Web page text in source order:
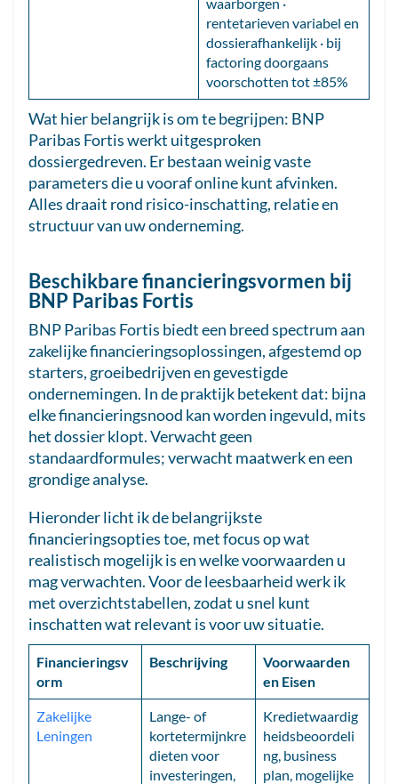
rentetarieven variabel en
dossierafhankelijk · bij
factoring doorgaans
voorschotten tot ±85%
Wat hier belangrijk is om te begrijpen: BNP
Paribas Fortis werkt uitgesproken
dossiergedreven. Er bestaan weinig vaste
parameters die u vooraf online kunt afvinken.
Alles draait rond risico-inschatting, relatie en
structuur van uw onderneming.
Beschikbare financieringsvormen bij
BNP Paribas Fortis
BNP Paribas Fortis biedt een breed spectrum aan
zakelijke financieringsoplossingen, afgestemd op
starters, groeibedrijven en gevestigde
ondernemingen. In de praktijk betekent dat: bijna
elke financieringsnood kan worden ingevuld, mits
het dossier klopt. Verwacht geen
standaardformules; verwacht maatwerk en een
grondige analyse.
Hieronder licht ik de belangrijkste
financieringsopties toe, met focus op wat
realistisch mogelijk is en welke voorwaarden u
mag verwachten. Voor de leesbaarheid werk ik
met overzichtstabellen, zodat u snel kunt
inschatten wat relevant is voor uw situatie.
Financieringsv
orm
Beschrijving
Voorwaarden
en Eisen
Zakelijke
Leningen
Lange- of
kortetermijnkre
dieten voor
investeringen,
Kredietwaardig
heidsbeoordeli
ng, business
plan, mogelijke